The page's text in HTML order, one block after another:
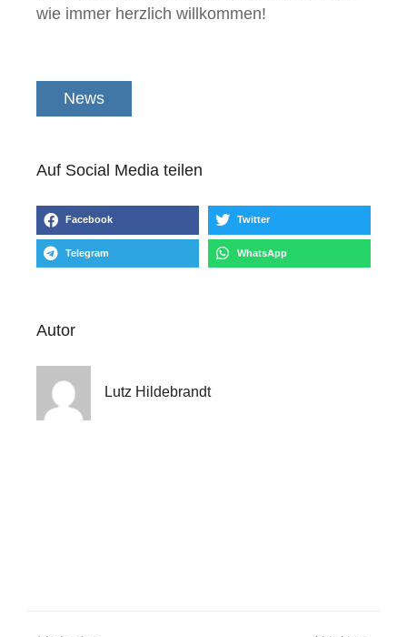
wie immer herzlich willkommen!
News
Auf Social Media teilen
Facebook Twitter
Telegram WhatsApp
Autor
Lutz Hildebrandt